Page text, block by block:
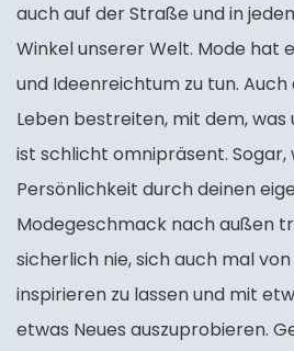
auch auf der Straße und in
Winkel unserer Welt. Mode hat
und Ideenreichtum zu tun. Auch
Leben bestreiten, mit dem, was
ist schlicht omnipräsent. Sogar,
Persönlichkeit durch deinen
Modegeschmack nach außen
sicherlich nie, sich auch mal
inspirieren zu lassen und mit
etwas Neues auszuprobieren.